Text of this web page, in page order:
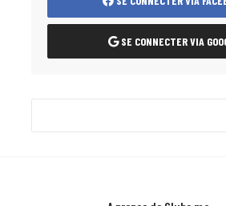
SE CONNECTER VIA